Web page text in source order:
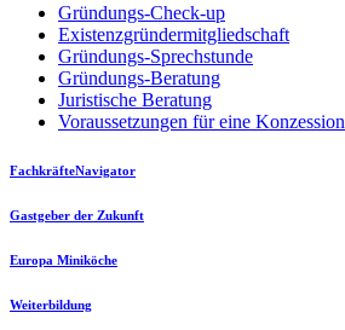
Gründungs-Check-up
Existenzgründermitgliedschaft
Gründungs-Sprechstunde
Gründungs-Beratung
Juristische Beratung
Voraussetzungen für eine Konzession
FachkräfteNavigator
Gastgeber der Zukunft
Europa Miniköche
Weiterbildung